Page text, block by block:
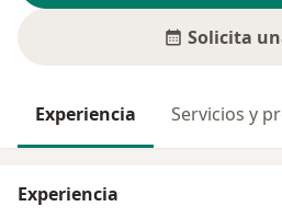
Solicita
Experiencia Servicios y
Experiencia